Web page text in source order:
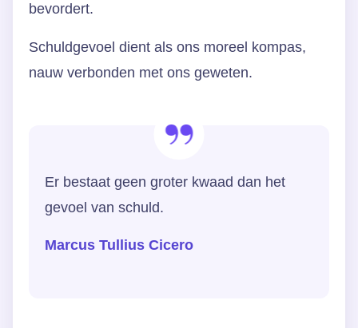
bevordert.
Schuldgevoel dient als ons moreel kompas,
nauw verbonden met ons geweten.
Er bestaat geen groter kwaad dan het
gevoel van schuld.
Marcus Tullius Cicero